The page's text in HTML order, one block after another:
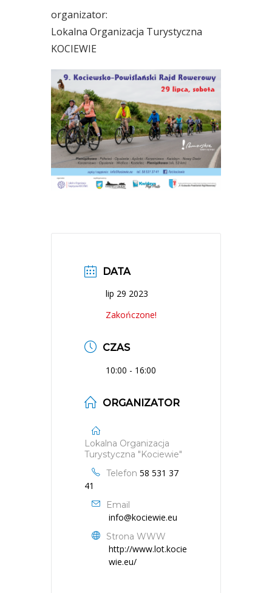
organizator:
Lokalna Organizacja Turystyczna
KOCIEWIE
DATA
lip 29 2023
Zakończone!
CZAS
10:00 - 16:00
ORGANIZATOR
Lokalna Organizacja
Turystyczna "Kociewie"
Telefon 58 531 37
41
Email
info@kociewie.eu
Strona WWW
http://www.lot.kocie
wie.eu/